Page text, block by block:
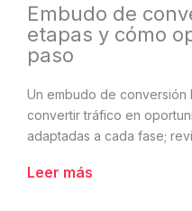
Embudo de
etapas y cómo
paso
Un embudo de conversión
convertir tráfico en
adaptadas a cada fase;
Leer más